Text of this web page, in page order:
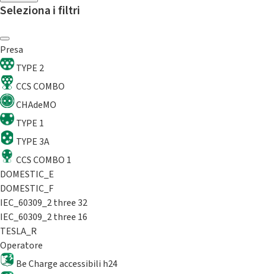
Seleziona i filtri
Presa
TYPE 2
CCS COMBO
CHAdeMO
TYPE 1
TYPE 3A
CCS COMBO 1
DOMESTIC_E
DOMESTIC_F
IEC_60309_2 three 32
IEC_60309_2 three 16
TESLA_R
Operatore
Be Charge accessibili h24